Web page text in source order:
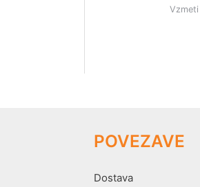
Vzmeti
POVEZAVE
Dostava